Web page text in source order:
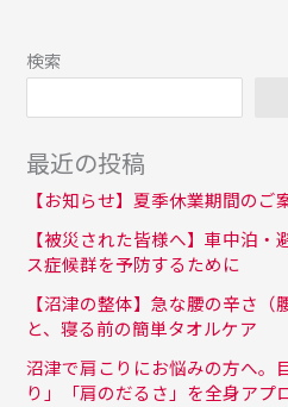
検索
最近の投稿
【お知らせ】夏季休業期間のご
【被災された皆様へ】車中泊
ス症候群を予防するために
【沼津の整体】急な腰の辛さ
と、寝る前の簡単タオルケア
沼津で肩こりにお悩みの方へ。
り」「肩のだるさ」を全身アプ